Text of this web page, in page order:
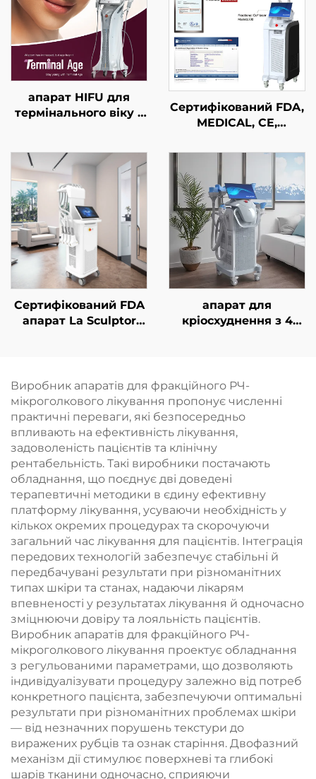
апарат HIFU для
термінального віку з
підтягування
обличчя, підтяжки
шкіри та контурної
корекції тіла
Сертифікований FDA,
MEDICAL, CE,
фракційним лазером
CO₂
Сертифікований FDA
апарат La Sculptor
допомогою діодного
лазера 1060 нм,
призначений для
контурної корекції та
схуднення
апарат для
кріосхуднення з 4
охолодження на 360°,
кріотерапія для
зниження ваги та
косметичних
процедур
Виробник апаратів для фракційного РЧ-
мікроголкового лікування пропонує численні
практичні переваги, які безпосередньо
впливають на ефективність лікування,
задоволеність пацієнтів та клінічну
рентабельність. Такі виробники постачають
обладнання, що поєднує дві доведені
терапевтичні методики в єдину ефективну
платформу лікування, усуваючи необхідність у
кількох окремих процедурах та скорочуючи
загальний час лікування для пацієнтів. Інтеграція
передових технологій забезпечує стабільні й
передбачувані результати при різноманітних
типах шкіри та станах, надаючи лікарям
впевненості у результатах лікування й одночасно
зміцнюючи довіру та лояльність пацієнтів.
Виробник апаратів для фракційного РЧ-
мікроголкового лікування проектує обладнання
з регульованими параметрами, що дозволяють
індивідуалізувати процедуру залежно від потреб
конкретного пацієнта, забезпечуючи оптимальні
результати при різноманітних проблемах шкіри
— від незначних порушень текстури до
виражених рубців та ознак старіння. Двофазний
механізм дії стимулює поверхневі та глибокі
шарів тканини одночасно, сприяючи